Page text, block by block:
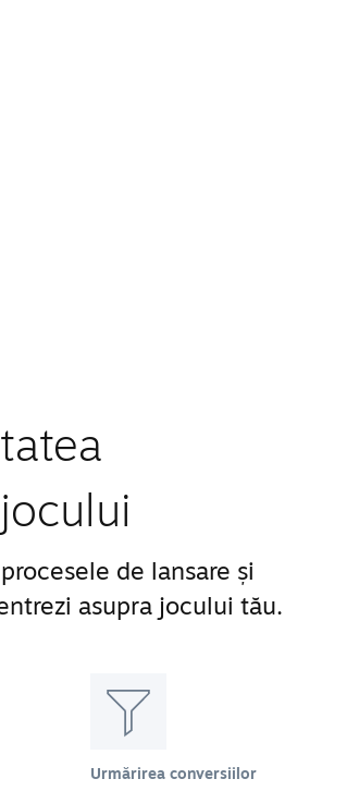
de lansare și
asupra jocului tău.
Urmărirea conversiilor